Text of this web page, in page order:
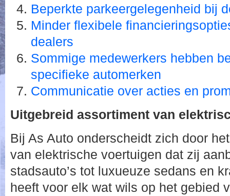
Beperkte parkeergelegenheid bij
Minder flexibele
dealers
Sommige medewerkers hebben
specifieke automerken
Communicatie over acties en
Uitgebreid assortiment van
Bij As Auto onderscheidt zich door
van elektrische voertuigen dat zij
stadsauto’s tot luxueuze sedans en
heeft voor elk wat wils op het gebied